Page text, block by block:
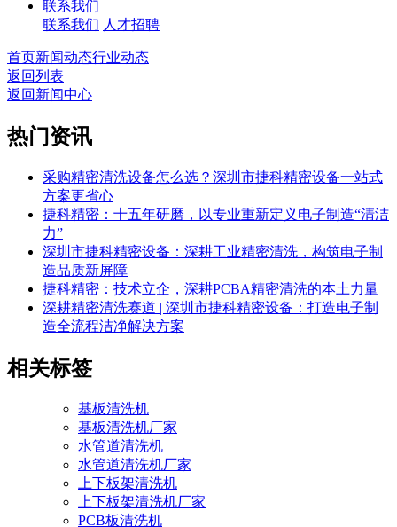
联系我们
联系我们 人才招聘
首页新闻动态行业动态
返回列表
返回新闻中心
热门资讯
采购精密清洗设备怎么选？深圳市捷科精密设备一站式
方案更省心
捷科精密：十五年研磨，以专业重新定义电子制造“清洁
力”
深圳市捷科精密设备：深耕工业精密清洗，构筑电子制
造品质新屏障
捷科精密：技术立企，深耕PCBA精密清洗的本土力量
深耕精密清洗赛道 | 深圳市捷科精密设备：打造电子制
造全流程洁净解决方案
相关标签
基板清洗机
基板清洗机厂家
水管道清洗机
水管道清洗机厂家
上下板架清洗机
上下板架清洗机厂家
PCB板清洗机